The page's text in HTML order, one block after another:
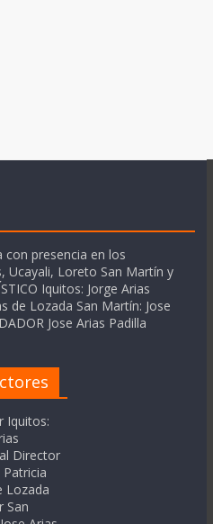
con presencia en los
Ucayali, Loreto San Martín y
Iquitos: Jorge Arias
de Lozada San Martín: Jose
Jose Arias Padilla
Iquitos:
Director
Patricia
Lozada
San